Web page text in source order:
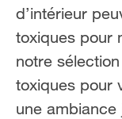
d’intérieur
toxiques pour
notre
toxiques pour
une ambiance